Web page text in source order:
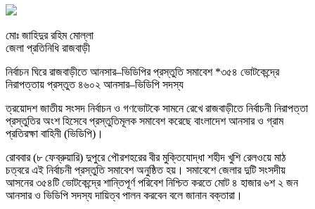
মোঃ জাহিদুর রহিম মোল্লা
জেলা প্রতিনিধি রাজবাড়ী
নির্বাচন ঘিরে রাজবাড়ীতে আনসার–ভিডিপির প্রস্তুতি সমাবেশ *৩৫৪ ভোটকেন্দ্রে
নিরাপত্তায় প্রস্তুত ৪৬০২ আনসার–ভিডিপি সদস্য
ত্রয়োদশ জাতীয় সংসদ নির্বাচন ও গণভোটকে সামনে রেখে রাজবাড়ীতে নির্বাচনী নিরাপত্তা
প্রস্তুতির অংশ হিসেবে প্রস্তুতিমূলক সমাবেশ করেছে বাংলাদেশ আনসার ও গ্রাম
প্রতিরক্ষা বাহিনী (ভিডিপি)।
রোববার (৮ ফেব্রুয়ারি) দুপুরে পৌরশহরের বীর মুক্তিযোদ্ধা শহীদ খুশি রেলওয়ে মাঠ
চত্বরে এই নির্বাচনী প্রস্তুতি সমাবেশ অনুষ্ঠিত হয়। সমাবেশে জেলার দুটি সংসদীয়
আসনের ৩৫৪টি ভোটকেন্দ্রে শান্তিপূর্ণ পরিবেশ নিশ্চিত করতে মোট ৪ হাজার ৬শ ২ জন
আনসার ও ভিডিপি সদস্য দায়িত্ব পালন করবেন বলে জানান বক্তারা।